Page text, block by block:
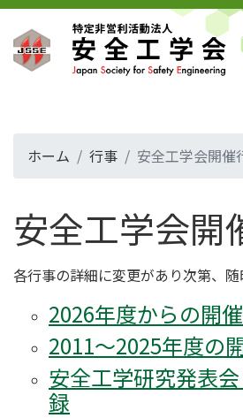
ホーム 行事 安全工学会開催
安全工学会開
各行事の詳細に変更があり次第、随
2026年度からの開
2011～2025年度の
安全工学研究発表
録